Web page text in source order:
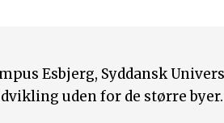
Esbjerg, Syddansk
uden for de større byer.